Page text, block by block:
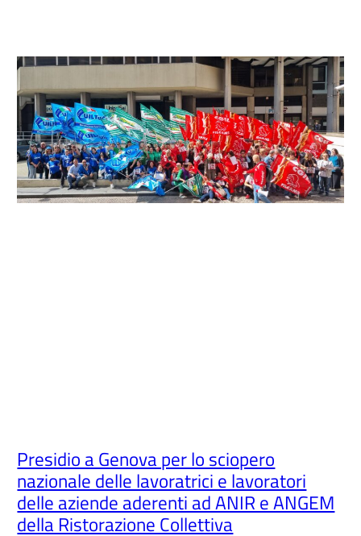
Presidio a Genova per lo sciopero
nazionale delle lavoratrici e lavoratori
delle aziende aderenti ad ANIR e ANGEM
della Ristorazione Collettiva